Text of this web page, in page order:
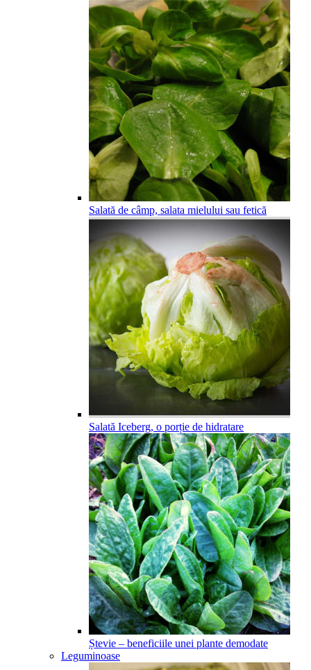
Salată de câmp, salata mielului sau fetică
Salată Iceberg, o porție de hidratare
Ștevie – beneficiile unei plante demodate
Leguminoase